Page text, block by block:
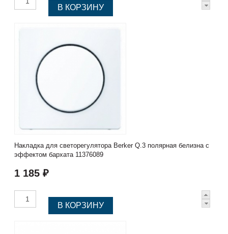
Накладка для светорегулятора Berker Q.3 полярная белизна с
эффектом бархата 11376089
1 185 ₽